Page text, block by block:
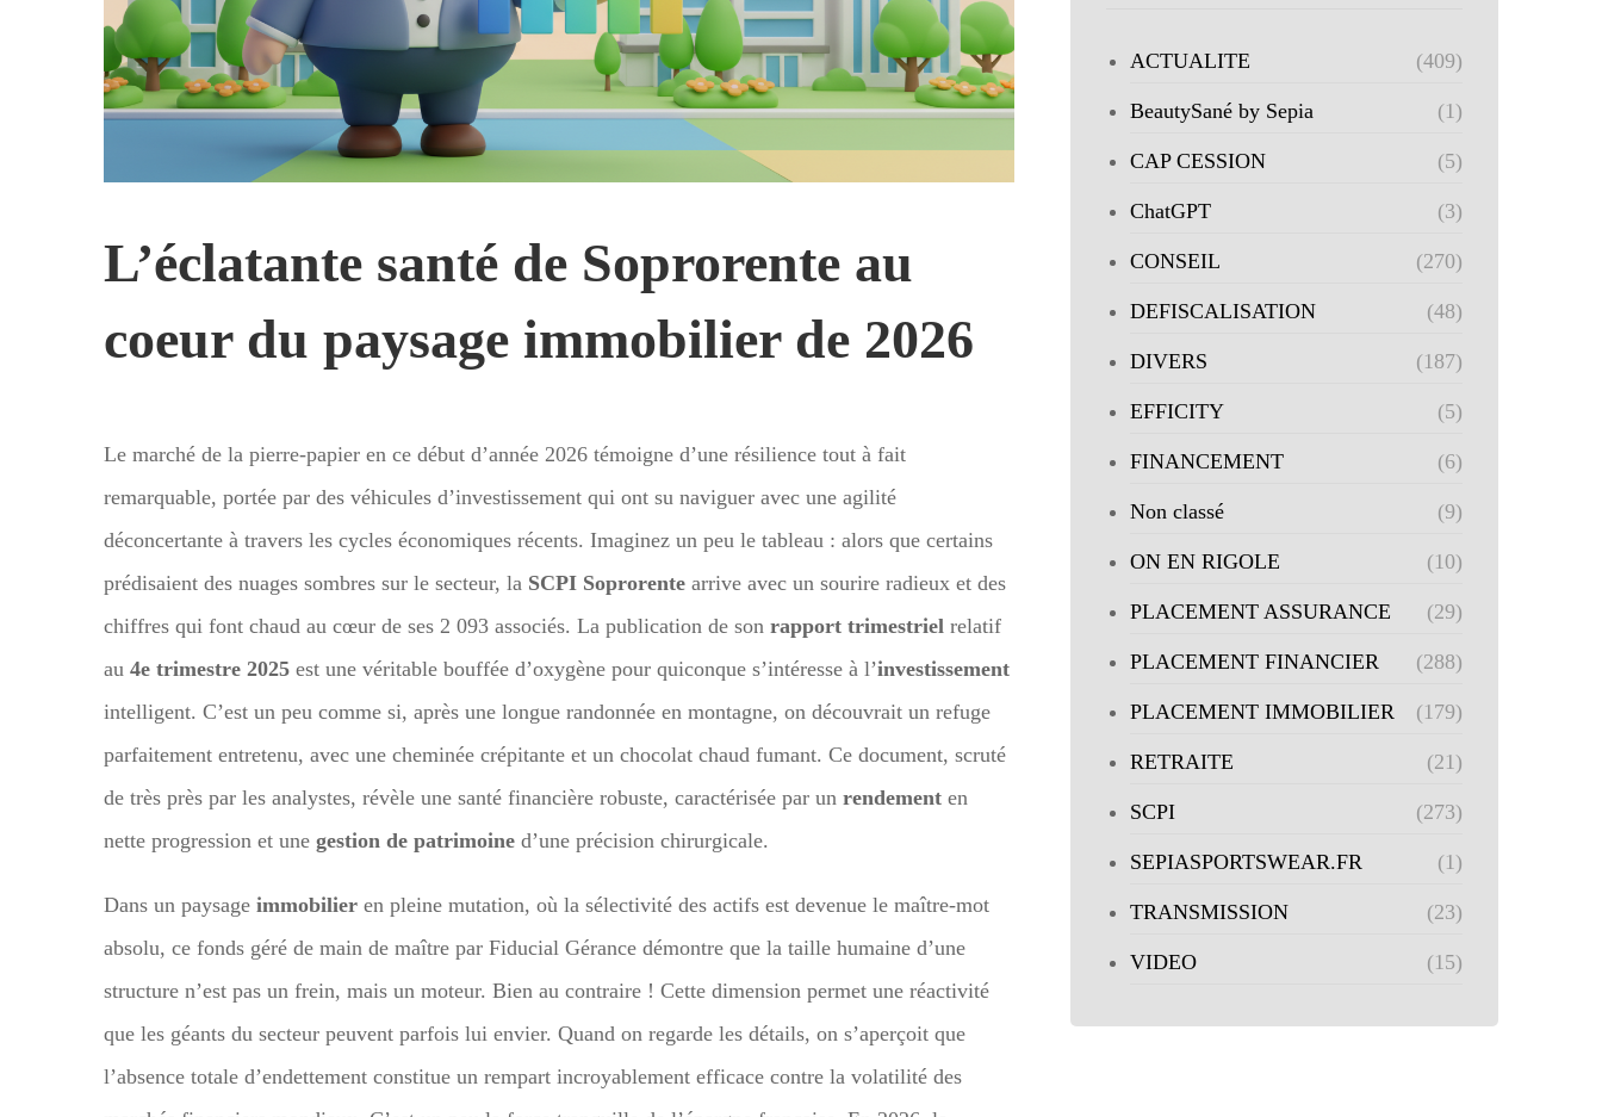
L’éclatante santé de Soprorente au
coeur du paysage immobilier de 2026
Le marché de la pierre-papier en ce début d’année 2026 témoigne d’une résilience tout à fait
remarquable, portée par des véhicules d’investissement qui ont su naviguer avec une agilité
déconcertante à travers les cycles économiques récents. Imaginez un peu le tableau : alors que certains
prédisaient des nuages sombres sur le secteur, la SCPI Soprorente arrive avec un sourire radieux et des
chiffres qui font chaud au cœur de ses 2 093 associés. La publication de son rapport trimestriel relatif
au 4e trimestre 2025 est une véritable bouffée d’oxygène pour quiconque s’intéresse à l’investissement
intelligent. C’est un peu comme si, après une longue randonnée en montagne, on découvrait un refuge
parfaitement entretenu, avec une cheminée crépitante et un chocolat chaud fumant. Ce document, scruté
de très près par les analystes, révèle une santé financière robuste, caractérisée par un rendement en
nette progression et une gestion de patrimoine d’une précision chirurgicale.
Dans un paysage immobilier en pleine mutation, où la sélectivité des actifs est devenue le maître-mot
absolu, ce fonds géré de main de maître par Fiducial Gérance démontre que la taille humaine d’une
structure n’est pas un frein, mais un moteur. Bien au contraire ! Cette dimension permet une réactivité
que les géants du secteur peuvent parfois lui envier. Quand on regarde les détails, on s’aperçoit que
l’absence totale d’endettement constitue un rempart incroyablement efficace contre la volatilité des
ACTUALITE (409)
BeautySané by Sepia (1)
CAP CESSION (5)
ChatGPT (3)
CONSEIL (270)
DEFISCALISATION (48)
DIVERS (187)
EFFICITY (5)
FINANCEMENT (6)
Non classé (9)
ON EN RIGOLE (10)
PLACEMENT ASSURANCE (29)
PLACEMENT FINANCIER (288)
PLACEMENT IMMOBILIER (179)
RETRAITE (21)
SCPI (273)
SEPIASPORTSWEAR.FR (1)
TRANSMISSION (23)
VIDEO (15)